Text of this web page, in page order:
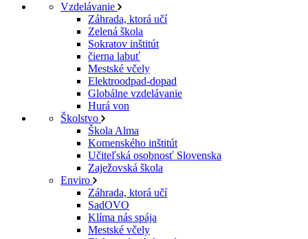
Vzdelávanie
Záhrada, ktorá učí
Zelená škola
Sokratov inštitút
čierna labuť
Mestské včely
Elektroodpad-dopad
Globálne vzdelávanie
Hurá von
Školstvo
Škola Alma
Komenského inštitút
Učiteľská osobnosť Slovenska
Zaježovská škola
Enviro
Záhrada, ktorá učí
SadOVO
Klíma nás spája
Mestské včely